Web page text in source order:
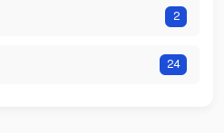
2
24